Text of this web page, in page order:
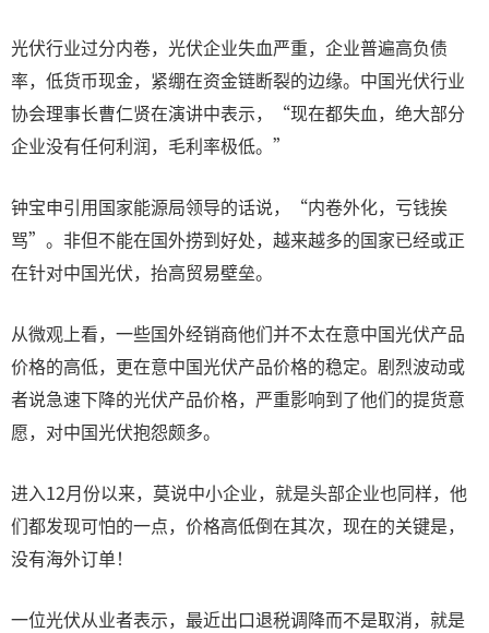
光伏行业过分内卷，光伏企业失血严重，企业普遍高负债
率，低货币现金，紧绷在资金链断裂的边缘。中国光伏行业
协会理事长曹仁贤在演讲中表示，“现在都失血，绝大部分
企业没有任何利润，毛利率极低。”
钟宝申引用国家能源局领导的话说，“内卷外化，亏钱挨
骂”。非但不能在国外捞到好处，越来越多的国家已经或正
在针对中国光伏，抬高贸易壁垒。
从微观上看，一些国外经销商他们并不太在意中国光伏产品
价格的高低，更在意中国光伏产品价格的稳定。剧烈波动或
者说急速下降的光伏产品价格，严重影响到了他们的提货意
愿，对中国光伏抱怨颇多。
进入12月份以来，莫说中小企业，就是头部企业也同样，他
们都发现可怕的一点，价格高低倒在其次，现在的关键是，
没有海外订单！
一位光伏从业者表示，最近出口退税调降而不是取消，就是